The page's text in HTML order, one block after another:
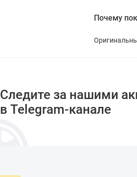
Почему
Следите за нашими
в Telegram-канале